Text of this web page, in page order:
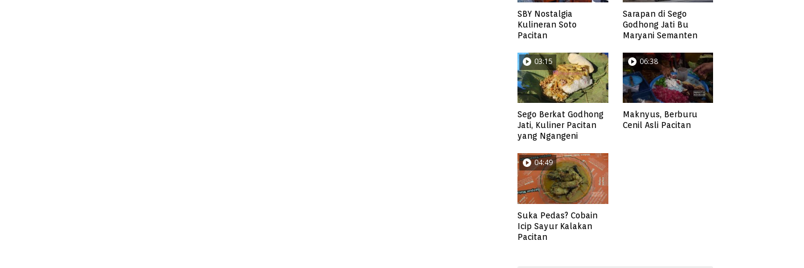
SBY Nostalgia
Kulineran Soto
Pacitan
Sarapan di Sego
Godhong Jati Bu
Maryani Semanten
03:15
Sego Berkat Godhong
Jati, Kuliner Pacitan
yang Ngangeni
06:38
Maknyus, Berburu
Cenil Asli Pacitan
04:49
Suka Pedas? Cobain
Icip Sayur Kalakan
Pacitan